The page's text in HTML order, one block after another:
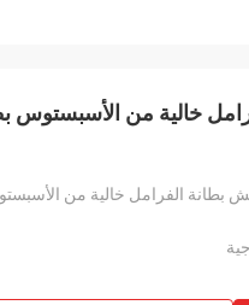
خالية من الأسبستوس